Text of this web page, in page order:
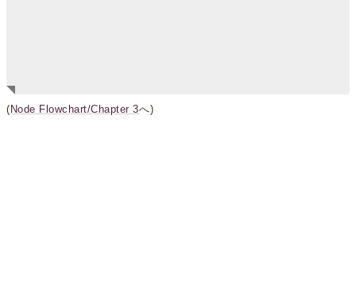
( Node Flowchart/Chapter 3へ)